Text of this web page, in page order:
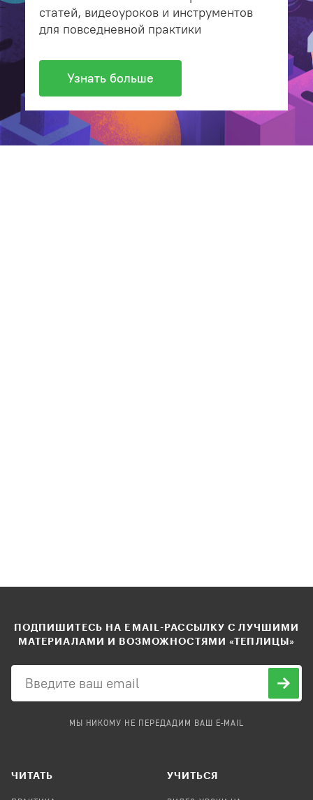
статей, видеоуроков и инструментов
для повседневной практики
Узнать больше
ПОДПИШИТЕСЬ НА EMAIL-РАССЫЛКУ С ЛУЧШИМИ
МАТЕРИАЛАМИ И ВОЗМОЖНОСТЯМИ «ТЕПЛИЦЫ»
МЫ НИКОМУ НЕ ПЕРЕДАДИМ ВАШ E-MAIL
ЧИТАТЬ УЧИТЬСЯ